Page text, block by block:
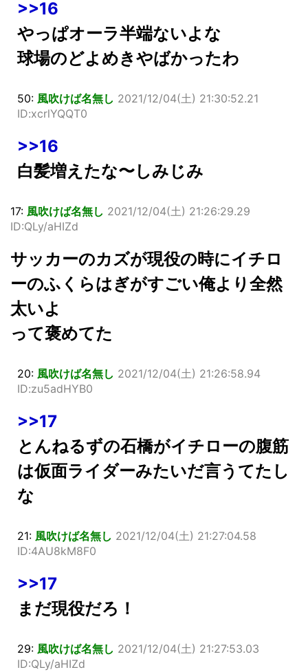
>>16
やっぱオーラ半端ないよな
球場のどよめきやばかったわ
50: 風吹けば名無し 2021/12/04(土) 21:30:52.21
ID:xcrlYQQT0
>>16
白髪増えたな〜しみじみ
17: 風吹けば名無し 2021/12/04(土) 21:26:29.29
ID:QLy/aHIZd
サッカーのカズが現役の時にイチロ
ーのふくらはぎがすごい俺より全然
太いよ
って褒めてた
20: 風吹けば名無し 2021/12/04(土) 21:26:58.94
ID:zu5adHYB0
>>17
とんねるずの石橋がイチローの腹筋
は仮面ライダーみたいだ言うてたし
な
21: 風吹けば名無し 2021/12/04(土) 21:27:04.58
ID:4AU8kM8F0
>>17
まだ現役だろ！
29: 風吹けば名無し 2021/12/04(土) 21:27:53.03
ID:QLy/aHIZd